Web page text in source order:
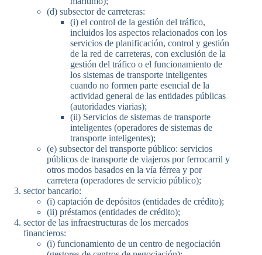
(d) subsector de carreteras:
(i) el control de la gestión del tráfico,
incluidos los aspectos relacionados con los
servicios de planificación, control y gestión
de la red de carreteras, con exclusión de la
gestión del tráfico o el funcionamiento de
los sistemas de transporte inteligentes
cuando no formen parte esencial de la
actividad general de las entidades públicas
(autoridades viarias);
(ii) Servicios de sistemas de transporte
inteligentes (operadores de sistemas de
transporte inteligentes);
(e) subsector del transporte público: servicios
públicos de transporte de viajeros por ferrocarril y
otros modos basados en la vía férrea y por
carretera (operadores de servicio público);
sector bancario:
(i) captación de depósitos (entidades de crédito);
(ii) préstamos (entidades de crédito);
sector de las infraestructuras de los mercados
financieros:
(i) funcionamiento de un centro de negociación